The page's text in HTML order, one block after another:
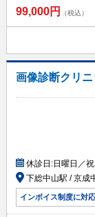
99,000円 （税込）
画像診断クリ
休診日:日曜日／祝
下総中山駅 / 京成
インボイス制度に対応